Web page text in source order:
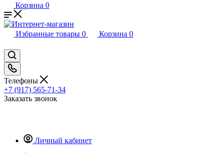
Корзина 0
Избранные товары 0 Корзина 0
Телефоны
+7 (917) 565-71-34
Заказать звонок
Личный кабинет